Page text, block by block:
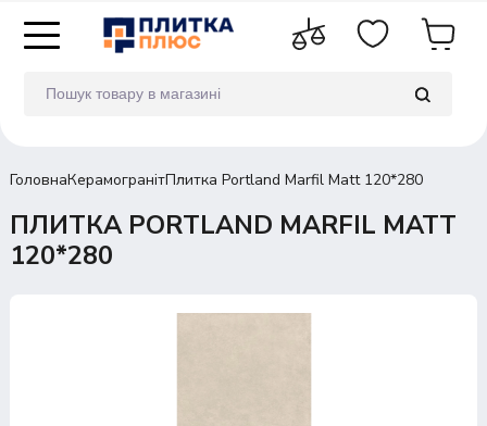
ГоловнаКерамогранітПлитка Portland Marfil Matt 120*280
ПЛИТКА PORTLAND MARFIL MATT
120*280